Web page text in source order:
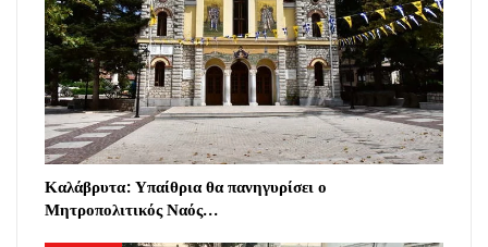
Καλάβρυτα: Υπαίθρια θα πανηγυρίσει ο
Μητροπολιτικός Ναός…